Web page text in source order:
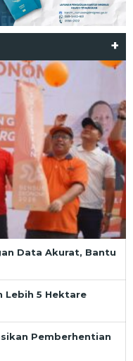
+
Data Akurat, Bantu
Lebih 5 Hektare
Pemberhentian